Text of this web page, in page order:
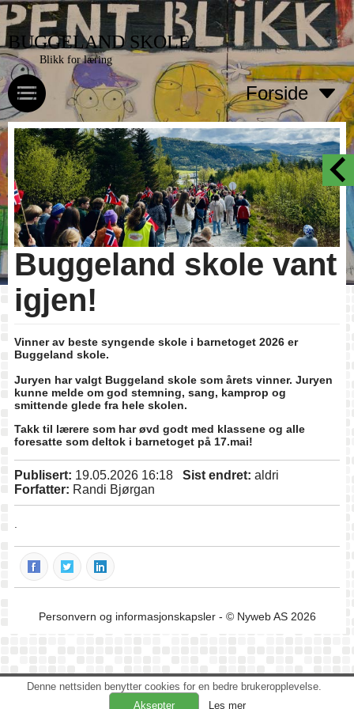
BUGGELAND SKOLE
Blikk for læring
Forside
Buggeland skole vant
igjen!
Vinner av beste syngende skole i barnetoget 2026 er
Buggeland skole.
Juryen har valgt Buggeland skole som årets vinner. Juryen
kunne melde om god stemning, sang, kamprop og
smittende glede fra hele skolen.
Takk til lærere som har øvd godt med klassene og alle
foresatte som deltok i barnetoget på 17.mai!
Publisert: 19.05.2026 16:18 Sist endret: aldri
Forfatter: Randi Bjørgan
Personvern og informasjonskapsler- © Nyweb AS 2026
Denne nettsiden benytter cookies for en bedre brukeropplevelse.
Les mer